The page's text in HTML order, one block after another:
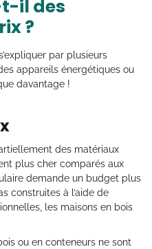
il des
?
par plusieurs
appareils énergétiques ou
davantage !
des matériaux
plus cher comparés aux
demande un budget plus
construites à l’aide de
les maisons en bois
ou en conteneurs ne sont